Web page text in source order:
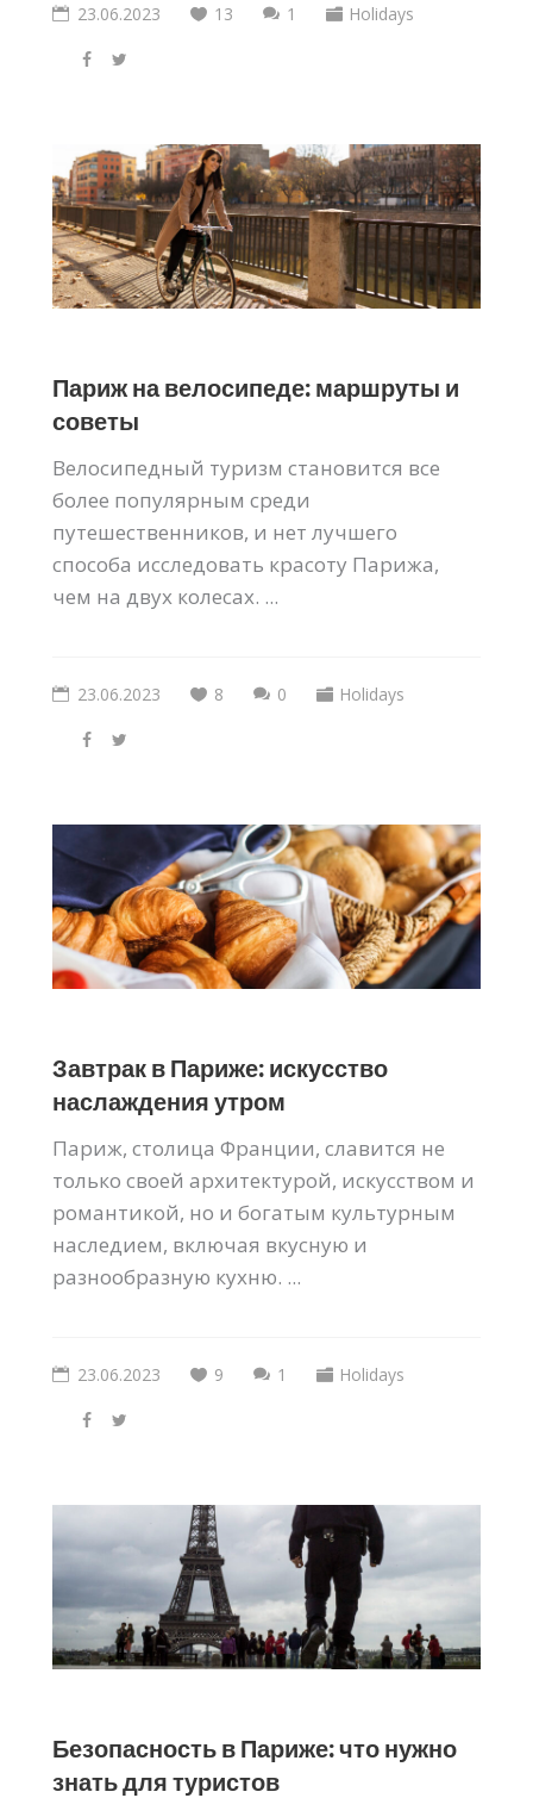
23.06.2023 13 1 Holidays
Париж на велосипеде: маршруты и
советы
Велосипедный туризм становится все
более популярным среди
путешественников, и нет лучшего
способа исследовать красоту Парижа,
чем на двух колесах. ...
23.06.2023 8 0 Holidays
Завтрак в Париже: искусство
наслаждения утром
Париж, столица Франции, славится не
только своей архитектурой, искусством и
романтикой, но и богатым культурным
наследием, включая вкусную и
разнообразную кухню. ...
23.06.2023 9 1 Holidays
Безопасность в Париже: что нужно
знать для туристов